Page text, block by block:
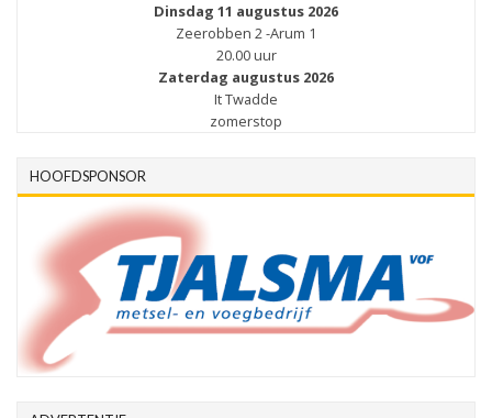
Dinsdag 11 augustus 2026
Zeerobben 2 -Arum 1
20.00 uur
Zaterdag augustus 2026
It Twadde
zomerstop
HOOFDSPONSOR